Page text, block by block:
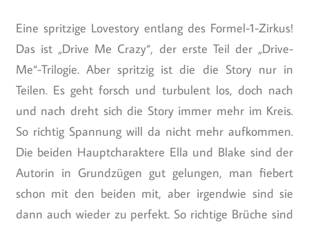
Eine spritzige Lovestory entlang des Formel-1-Zirkus!
Das ist „Drive Me Crazy“, der erste Teil der „Drive-
Me“-Trilogie. Aber spritzig ist die die Story nur in
Teilen. Es geht forsch und turbulent los, doch nach
und nach dreht sich die Story immer mehr im Kreis.
So richtig Spannung will da nicht mehr aufkommen.
Die beiden Hauptcharaktere Ella und Blake sind der
Autorin in Grundzügen gut gelungen, man fiebert
schon mit den beiden mit, aber irgendwie sind sie
dann auch wieder zu perfekt. So richtige Brüche sind